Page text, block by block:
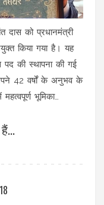
दास को प्रधानमंत्री
किया गया है। यह
पद की स्थापना की गई
42 वर्षों के अनुभव के
भूमिका
18